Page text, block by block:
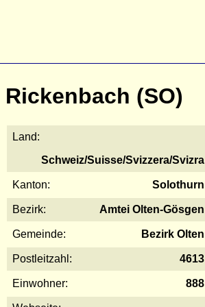
Rickenbach (SO)
Land:
Schweiz/Suisse/Svizzera/Svizra
Kanton: Solothurn
Bezirk: Amtei Olten-Gösgen
Gemeinde: Bezirk Olten
Postleitzahl: 4613
Einwohner: 888